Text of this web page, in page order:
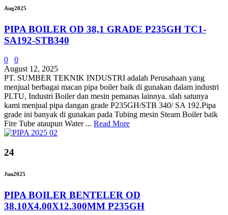
Aug2025
PIPA BOILER OD 38,1 GRADE P235GH TC1-
SA192-STB340
0
0
August 12, 2025
PT. SUMBER TEKNIK INDUSTRI adalah Perusahaan yang
menjual berbagai macan pipa boiler baik di gunakan dalam industri
PLTU, Industri Boiler dan mesin pemanas lainnya. slah satunya
kami menjual pipa dangan grade P235GH/STB 340/ SA 192.Pipa
grade ini banyak di gunakan pada Tubing mesin Steam Boiler baik
Fire Tube ataupun Water ... Read More
24
Jun2025
PIPA BOILER BENTELER OD
38.10X4.00X12.300MM P235GH